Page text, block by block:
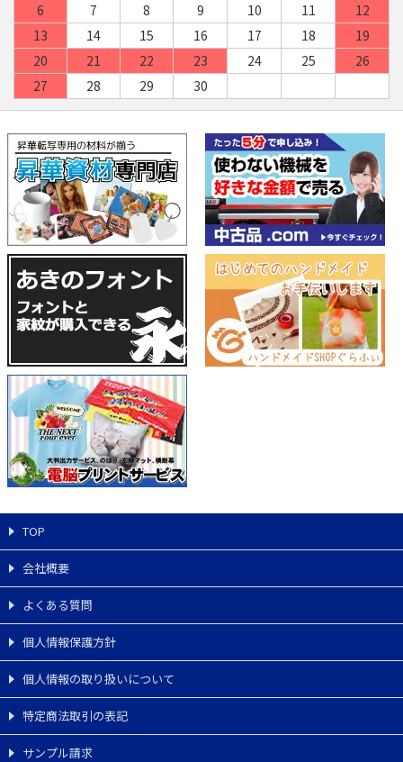
6
7 8 9 10 11
12
13
14 15 16 17 18
19
20
21 22 23 24 25
26
27
28 29 30
TOP
会社概要
よくある質問
個人情報保護方針
個人情報の取り扱いについて
特定商法取引の表記
サンプル請求